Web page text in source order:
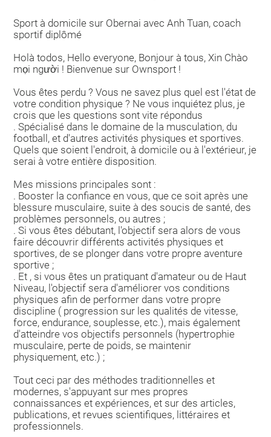
Sport à domicile sur Obernai avec Anh Tuan, coach
sportif diplômé
Holà todos, Hello everyone, Bonjour à tous, Xin Chào
mọi người ! Bienvenue sur Ownsport !
Vous êtes perdu ? Vous ne savez plus quel est l'état de
votre condition physique ? Ne vous inquiétez plus, je
crois que les questions sont vite répondus
. Spécialisé dans le domaine de la musculation, du
football, et d'autres activités physiques et sportives.
Quels que soient l'endroit, à domicile ou à l'extérieur, je
serai à votre entière disposition.
Mes missions principales sont :
. Booster la confiance en vous, que ce soit après une
blessure musculaire, suite à des soucis de santé, des
problèmes personnels, ou autres ;
. Si vous êtes débutant, l'objectif sera alors de vous
faire découvrir différents activités physiques et
sportives, de se plonger dans votre propre aventure
sportive ;
. Et , si vous êtes un pratiquant d'amateur ou de Haut
Niveau, l'objectif sera d'améliorer vos conditions
physiques afin de performer dans votre propre
discipline ( progression sur les qualités de vitesse,
force, endurance, souplesse, etc.), mais également
d'atteindre vos objectifs personnels (hypertrophie
musculaire, perte de poids, se maintenir
physiquement, etc.) ;
Tout ceci par des méthodes traditionnelles et
modernes, s'appuyant sur mes propres
connaissances et expériences, et sur des articles,
publications, et revues scientifiques, littéraires et
professionnels.